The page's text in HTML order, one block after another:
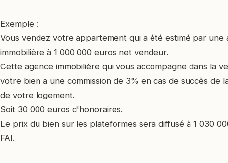
Exemple :
Vous vendez votre appartement qui a été estimé par une
immobilière à 1 000 000 euros net vendeur.
Cette agence immobilière qui vous accompagne dans la
votre bien a une commission de 3% en cas de succès de
de votre logement.
Soit 30 000 euros d'honoraires.
Le prix du bien sur les plateformes sera diffusé à 1 030
FAI.